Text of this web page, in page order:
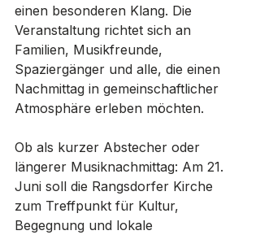
einen besonderen Klang. Die
Veranstaltung richtet sich an
Familien, Musikfreunde,
Spaziergänger und alle, die einen
Nachmittag in gemeinschaftlicher
Atmosphäre erleben möchten.
Ob als kurzer Abstecher oder
längerer Musiknachmittag: Am 21.
Juni soll die Rangsdorfer Kirche
zum Treffpunkt für Kultur,
Begegnung und lokale